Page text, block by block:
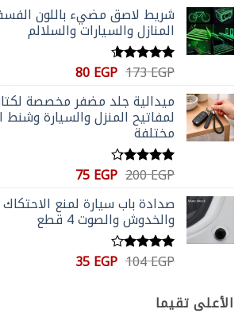
هو:
173 EGP.
هو:
100 EGP.
شريط لاصق مضيء باللون
المنازل والسيارات والسلالم
تم التقييم
173EGP السعر
هو:
173 EGP.
80EGP السعر
هو:
80 EGP.
ميدالية جلد مضفر مخصصة
لمفاتيح المنزل والسيارة وشنط
مختلفة
تم التقييم
5
200EGP السعر
هو:
200 EGP.
75EGP السعر
هو:
75 EGP.
صدادة باب سيارة لمنع
والخدوش والصوت 4 قطع
تم
5
104EGP السعر35EGP السعر
الأعلى تقيما